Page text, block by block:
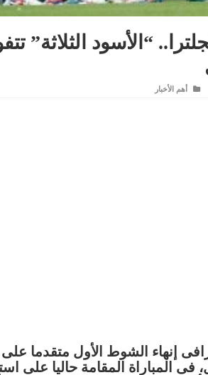
أهم الأخبار
إنهاء الشوط الأول متقدما على
فى المباراة المقامة حاليا على